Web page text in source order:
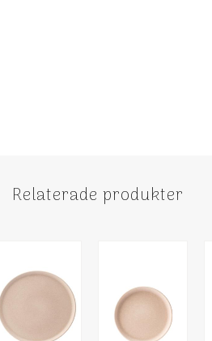
Relaterade produkter